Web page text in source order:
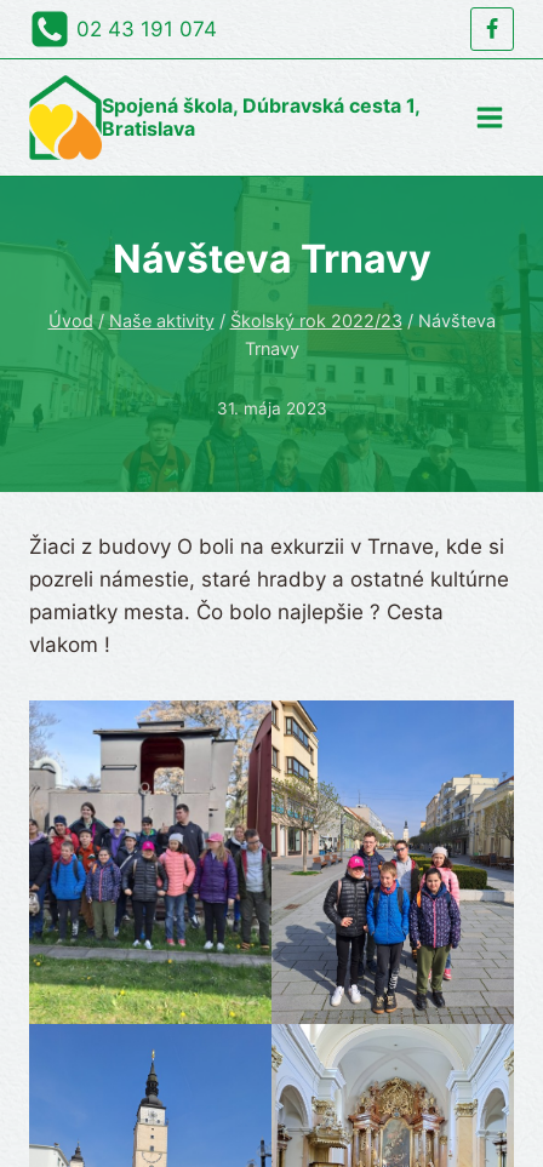
Skip
content
02 43 191 074
Spojená škola, Dúbravská cesta 1,
Bratislava
Návšteva Trnavy
Úvod/ Naše aktivity/ Školský rok 2022/23/ Návšteva
Trnavy
31. mája 2023
Žiaci z budovy O boli na exkurzii v Trnave, kde si
pozreli námestie, staré hradby a ostatné kultúrne
pamiatky mesta. Čo bolo najlepšie ? Cesta
vlakom !